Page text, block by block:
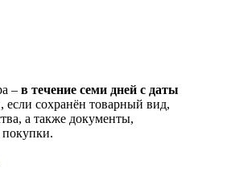
– в течение семи дней с даты
если сохранён товарный вид,
а также документы,